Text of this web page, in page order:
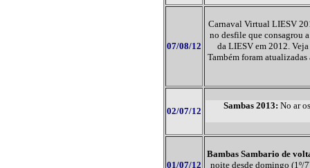
07/08/12
Carnaval Virtual LIESV
no desfile que consagrou
da LIESV em 2012.
Também foram
02/07/12
Sambas 2013: No ar
01/07/12
Bambas Sambario de
noite desde domingo (1º/